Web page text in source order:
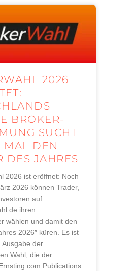
2026
BROKER-A
SUCHT Z
DEN B
JAHRES
2026 ist eröffnet: Noch
2026 können Trader,
auf
ihren
wählen und damit den
2026″ küren. Es ist
Ausgabe der
Wahl, die der
Publications